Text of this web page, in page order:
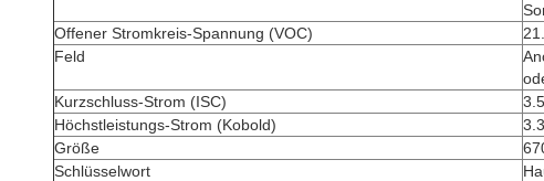
Offener Stromkreis-Spannung (VOC)
Feld
Kurzschluss-Strom (ISC)
Höchstleistungs-Strom (Kobold)
Größe
Schlüsselwort